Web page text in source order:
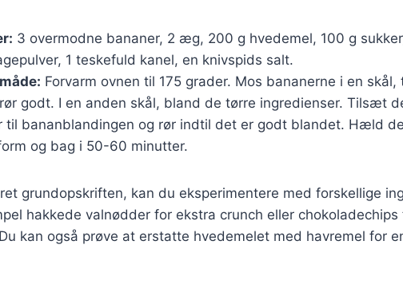
3 overmodne bananer, 2 æg, 200 g hvedemel, 100 g
1 teskefuld kanel, en knivspids salt.
Forvarm ovnen til 175 grader. Mos bananerne i en
godt. I en anden skål, bland de tørre ingredienser. Tilsæt
til bananblandingen og rør indtil det er godt blandet. Hæld
og bag i 50-60 minutter.
grundopskriften, kan du eksperimentere med forskellige
hakkede valnødder for ekstra crunch eller chokoladechips
kan også prøve at erstatte hvedemelet med havremel for